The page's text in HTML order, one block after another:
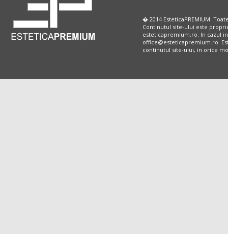
� 2014 EsteticaPREMIUM.
Continutul site-ului este
esteticapremium.ro. In cazul
office@esteticapremium.ro.
continutul site-ului, in orice